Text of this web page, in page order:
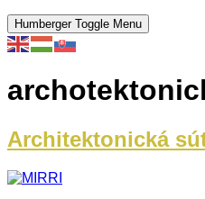
Humberger Toggle Menu
Architektonická